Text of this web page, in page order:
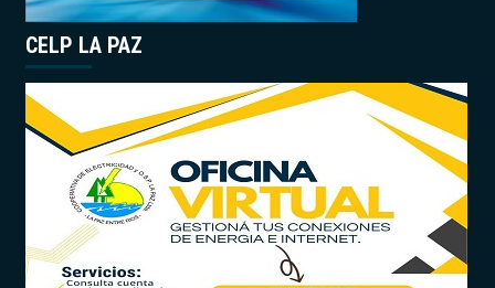
CELP LA PAZ